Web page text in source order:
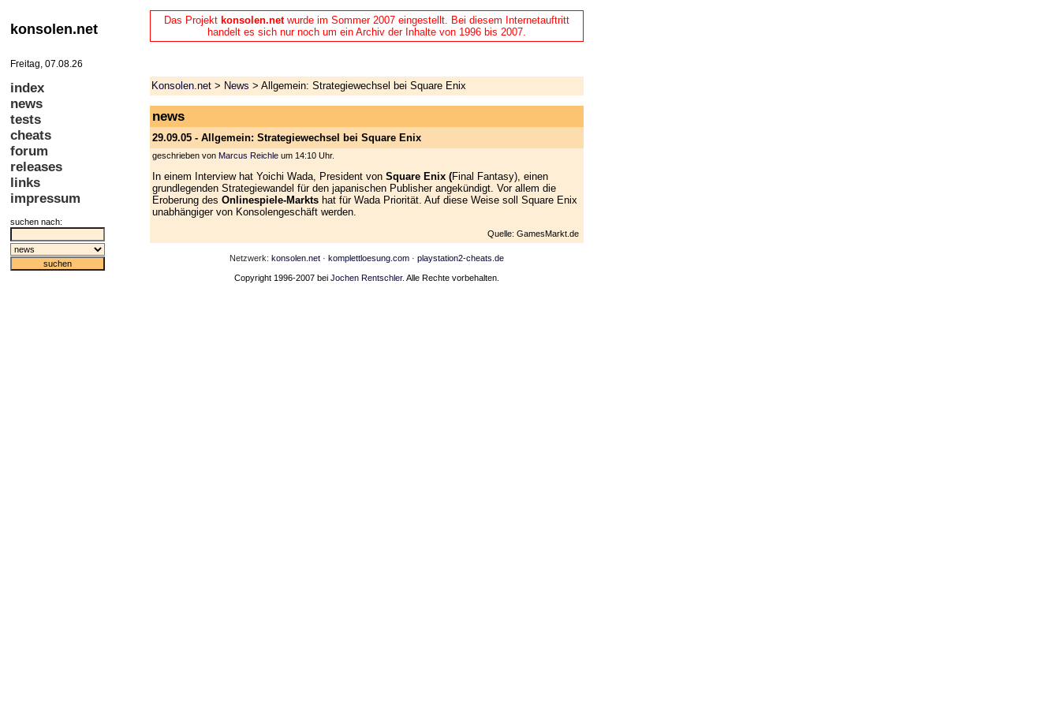
Das Projekt konsolen.netwurde im Sommer 2007 eingestellt. Bei diesem Internetauftritt
handelt es sich nur noch um ein Archiv der Inhalte von 1996 bis 2007.
Konsolen.net > News > Allgemein: Strategiewechsel bei Square Enix
news
29.09.05 - Allgemein: Strategiewechsel bei Square Enix
geschrieben von Marcus Reichle um 14:10 Uhr.
In einem Interview hat Yoichi Wada, President von Square Enix (Final Fantasy), einen
grundlegenden Strategiewandel für den japanischen Publisher angekündigt. Vor allem die
Eroberung des Onlinespiele-Markts hat für Wada Priorität. Auf diese Weise soll Square Enix
unabhängiger von Konsolengeschäft werden.
Quelle: GamesMarkt.de
Netzwerk: konsolen.net · komplettloesung.com · playstation2-cheats.de
Copyright 1996-2007 bei Jochen Rentschler. Alle Rechte vorbehalten.
konsolen.net
Freitag, 07.08.26
index
news
tests
cheats
forum
releases
links
impressum
suchen nach: